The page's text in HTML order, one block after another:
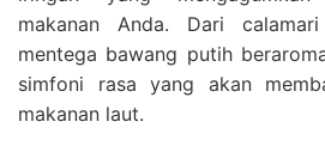
makanan Anda. Dari
mentega bawang putih
simfoni rasa yang akan
makanan laut.